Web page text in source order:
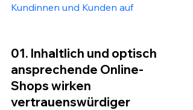
Kundinnen und Kunden auf
01. Inhaltlich und optisch
ansprechende Online-
Shops wirken
vertrauenswürdiger